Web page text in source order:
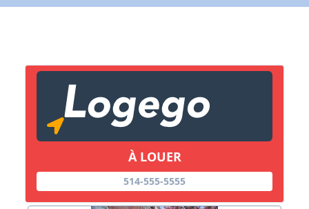
À LOUER
514-555-5555
Lien vers inscription (sera inclus dans courriel)
Copier lien
X Fermer
X Fermer